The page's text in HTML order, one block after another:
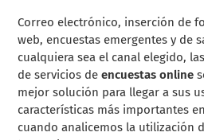
Correo electrónico, inserción de
web, encuestas emergentes y de
cualquiera sea el canal elegido,
de servicios deencuestas online
mejor solución para llegar a sus
características más importantes
cuando analicemos la utilización